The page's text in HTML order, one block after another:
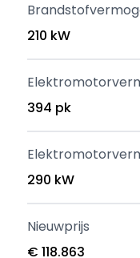
210 kW
394 pk
290 kW
Nieuwprijs
€ 118.863